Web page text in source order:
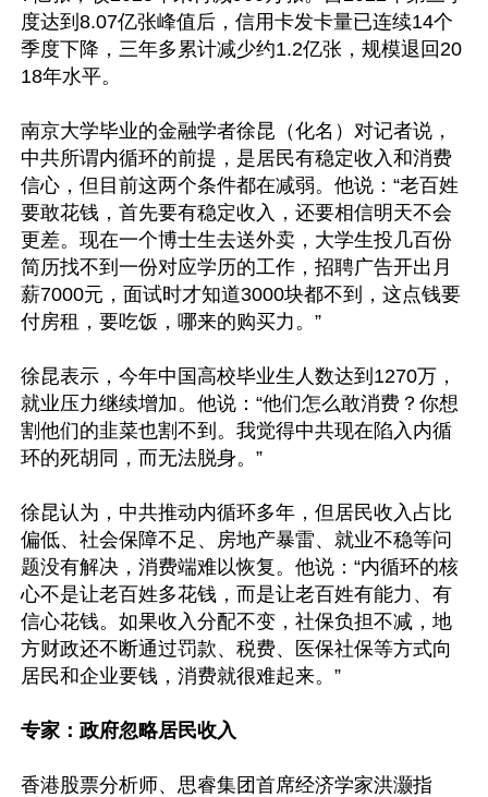
度达到8.07亿张峰值后，信用卡发卡量已连续14个
季度下降，三年多累计减少约1.2亿张，规模退回20
18年水平。
南京大学毕业的金融学者徐昆（化名）对记者说，
中共所谓内循环的前提，是居民有稳定收入和消费
信心，但目前这两个条件都在减弱。他说：“老百姓
要敢花钱，首先要有稳定收入，还要相信明天不会
更差。现在一个博士生去送外卖，大学生投几百份
简历找不到一份对应学历的工作，招聘广告开出月
薪7000元，面试时才知道3000块都不到，这点钱要
付房租，要吃饭，哪来的购买力。”
徐昆表示，今年中国高校毕业生人数达到1270万，
就业压力继续增加。他说：“他们怎么敢消费？你想
割他们的韭菜也割不到。我觉得中共现在陷入内循
环的死胡同，而无法脱身。”
徐昆认为，中共推动内循环多年，但居民收入占比
偏低、社会保障不足、房地产暴雷、就业不稳等问
题没有解决，消费端难以恢复。他说：“内循环的核
心不是让老百姓多花钱，而是让老百姓有能力、有
信心花钱。如果收入分配不变，社保负担不减，地
方财政还不断通过罚款、税费、医保社保等方式向
居民和企业要钱，消费就很难起来。”
专家：政府忽略居民收入
香港股票分析师、思睿集团首席经济学家洪灏指